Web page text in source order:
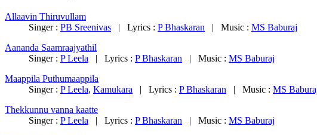
Allaavin Thiruvullam
Singer : PB Sreenivas | Lyrics : P Bhaskaran | Music : MS Baburaj
Aananda Saamraajyathil
Singer : P Leela | Lyrics : P Bhaskaran | Music : MS Baburaj
Maappila Puthumaappila
Singer : P Leela, Kamukara | Lyrics : P Bhaskaran | Music : MS
Thekkunnu vanna kaatte
Singer : P Leela | Lyrics : P Bhaskaran | Music : MS Baburaj